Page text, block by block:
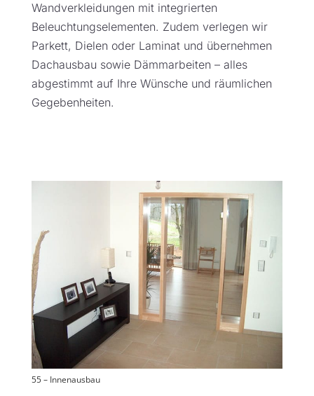
Wandverkleidungen mit integrierten
Beleuchtungselementen. Zudem verlegen wir
Parkett, Dielen oder Laminat und übernehmen
Dachausbau sowie Dämmarbeiten – alles
abgestimmt auf Ihre Wünsche und räumlichen
Gegebenheiten.
55 – Innenausbau